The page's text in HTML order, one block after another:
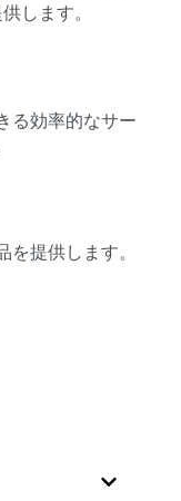
します。
る効率的なサー
を提供します。